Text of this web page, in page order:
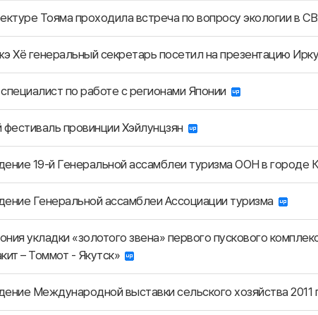
Тояма проходила встреча по вопросу экологии в
Хё генеральный секретарь посетил на презентацию
по работе с регионами Японии
фестиваль провинции Хэйлунцзян
19-й Генеральной ассамблеи туризма ООН в городе
Генеральной ассамблеи Ассоциации туризма
укладки «золотого звена» первого пускового
– Томмот - Якутск»
Международной выставки сельского хозяйства 2011